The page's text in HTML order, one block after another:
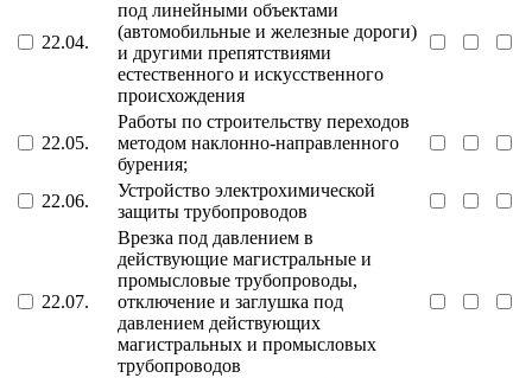
22.04.
под линейными объектами
(автомобильные и железные дороги)
и другими препятствиями
естественного и искусственного
происхождения
22.05.
Работы по строительству переходов
методом наклонно-направленного
бурения;
22.06.
Устройство электрохимической
защиты трубопроводов
22.07.
Врезка под давлением в
действующие магистральные и
промысловые трубопроводы,
отключение и заглушка под
давлением действующих
магистральных и промысловых
трубопроводов